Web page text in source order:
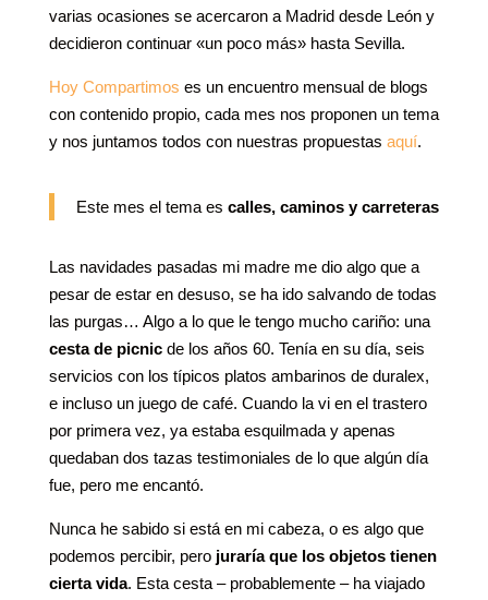
varias ocasiones se acercaron a Madrid desde León y
decidieron continuar «un poco más» hasta Sevilla.
Hoy Compartimos es un encuentro mensual de blogs
con contenido propio, cada mes nos proponen un tema
y nos juntamos todos con nuestras propuestas aquí.
Este mes el tema es calles, caminos y carreteras
Las navidades pasadas mi madre me dio algo que a
pesar de estar en desuso, se ha ido salvando de todas
las purgas… Algo a lo que le tengo mucho cariño: una
cesta de picnicde los años 60. Tenía en su día, seis
servicios con los típicos platos ambarinos de duralex,
e incluso un juego de café. Cuando la vi en el trastero
por primera vez, ya estaba esquilmada y apenas
quedaban dos tazas testimoniales de lo que algún día
fue, pero me encantó.
Nunca he sabido si está en mi cabeza, o es algo que
podemos percibir, pero juraría que los objetos tienen
cierta vida. Esta cesta – probablemente – ha viajado